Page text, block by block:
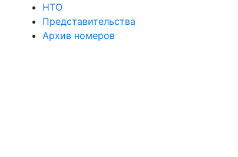
НТО
Представительства
Архив номеров